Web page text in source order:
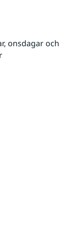
onsdagar och